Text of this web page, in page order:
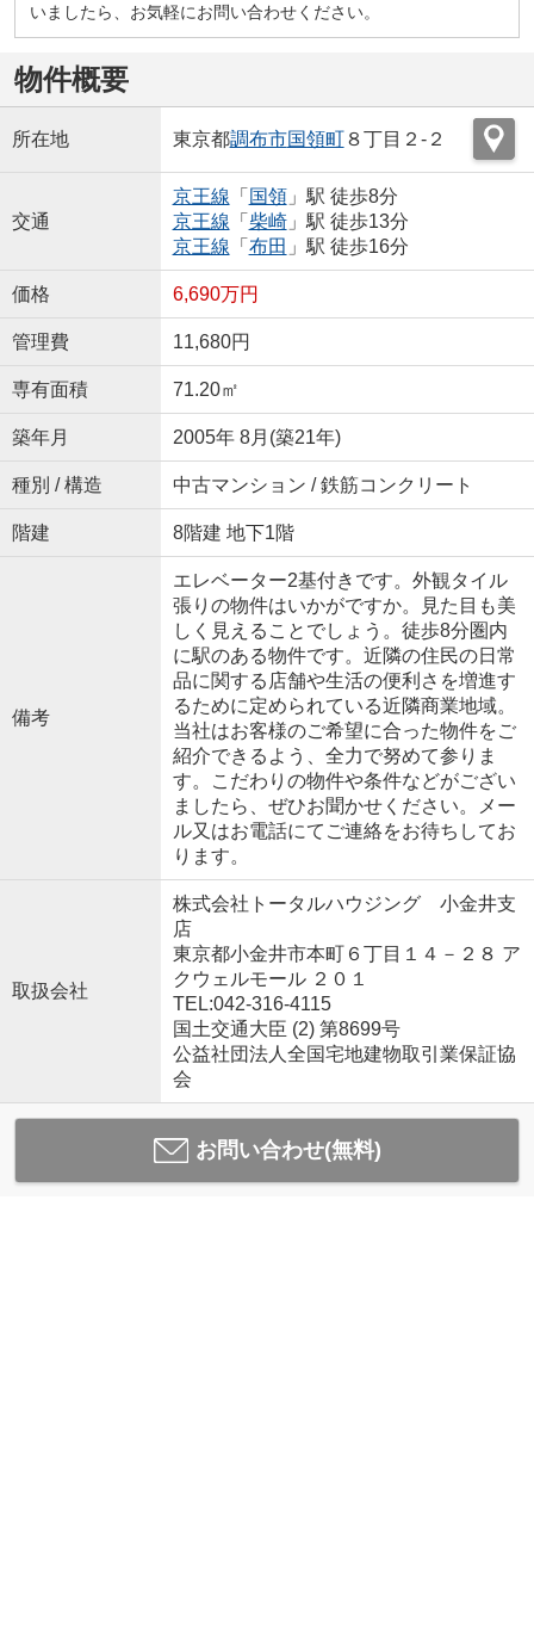
いましたら、お気軽にお問い合わせください。
物件概要
所在地 東京都調布市国領町８丁目２-２
交通
京王線 「 国領」駅 徒歩8分
京王線 「 柴崎」駅 徒歩13分
京王線 「 布田 」駅 徒歩16分
価格 6,690万円
管理費 11,680円
専有面積 71.20㎡
築年月 2005年 8月(築21年)
種別 / 構造 中古マンション / 鉄筋コンクリート
階建 8階建 地下1階
備考
エレベーター2基付きです。外観タイル
張りの物件はいかがですか。見た目も美
しく見えることでしょう。徒歩8分圏内
に駅のある物件です。近隣の住民の日常
品に関する店舗や生活の便利さを増進す
るために定められている近隣商業地域。
当社はお客様のご希望に合った物件をご
紹介できるよう、全力で努めて参りま
す。こだわりの物件や条件などがござい
ましたら、ぜひお聞かせください。メー
ル又はお電話にてご連絡をお待ちしてお
ります。
取扱会社
株式会社トータルハウジング 小金井支
店
東京都小金井市本町６丁目１４－２８ ア
クウェルモール ２０１
TEL:042-316-4115
国土交通大臣 (2) 第8699号
公益社団法人全国宅地建物取引業保証協
会
お問い合わせ(無料)